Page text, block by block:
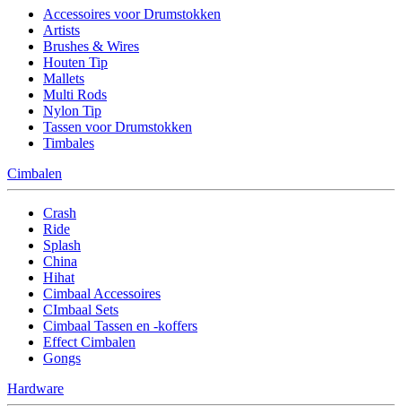
Accessoires voor Drumstokken
Artists
Brushes & Wires
Houten Tip
Mallets
Multi Rods
Nylon Tip
Tassen voor Drumstokken
Timbales
Cimbalen
Crash
Ride
Splash
China
Hihat
Cimbaal Accessoires
CImbaal Sets
Cimbaal Tassen en -koffers
Effect Cimbalen
Gongs
Hardware